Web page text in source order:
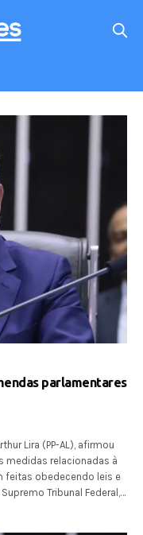
parlamentares
Lira (PP-AL), afirmou
medidas relacionadas à
feitas obedecendo leis e
Tribunal Federal,…